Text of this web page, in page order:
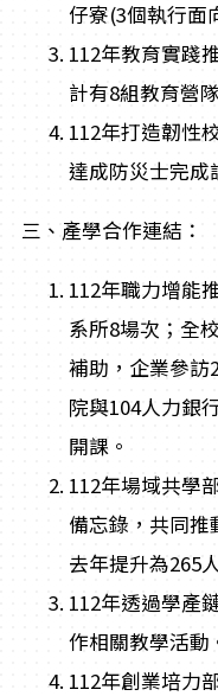
仔寮(3個執行面
112年教育實踐
計有8組教育營
112年打造韌性
達成防災士完成
三、產學合作連結：
112年職力增能
系所8場次；全
補助，企業參訪
院與104人力銀
開課。
112年場域共學
備忘錄，共同
去年提升為265
112年透過學產
作相關教學活動
112年創業培力